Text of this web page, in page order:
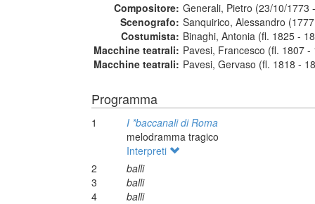
Compositore: Generali, Pietro (23/10/1773
Scenografo: Sanquirico, Alessandro
Costumista: Binaghi, Antonia (fl. 1825 -
Macchine teatrali: Pavesi, Francesco (fl. 1807 -
Macchine teatrali: Pavesi, Gervaso (fl. 1818 -
Programma
1
I *baccanali di Roma
melodramma tragico
Interpreti
2
balli
3
balli
4
balli